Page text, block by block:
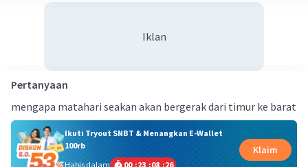
Iklan
Pertanyaan
mengapa matahari seakan akan bergerak dari timur ke barat
Ikuti Tryout SNBT & Menangkan E-Wallet
100rb
Habis dalam
00 :23 :08 :25
Klaim